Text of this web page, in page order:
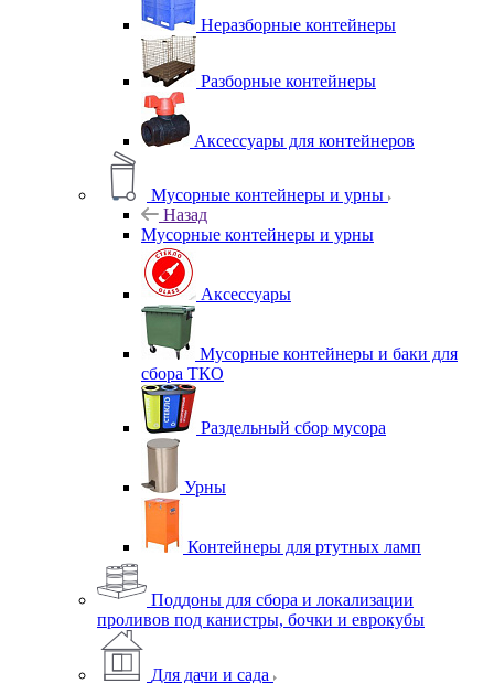
Неразборные контейнеры
Разборные контейнеры
Аксессуары для контейнеров
Мусорные контейнеры и урны
Назад
Мусорные контейнеры и урны
Аксессуары
Мусорные контейнеры и баки для
сбора ТКО
Раздельный сбор мусора
Урны
Контейнеры для ртутных ламп
Поддоны для сбора и локализации
проливов под канистры, бочки и еврокубы
Для дачи и сада